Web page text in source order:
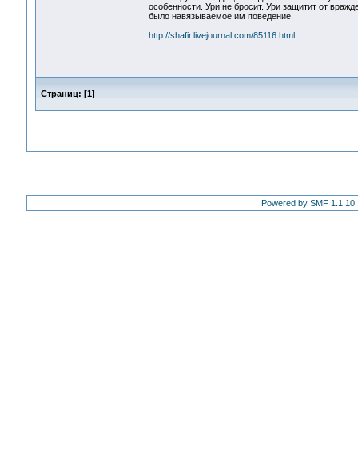
особенности. Ури не бросит. Ури защитит от
было навязываемое им поведение.
http://shafir.livejournal.com/85116.html
Страниц: [1]
Powered by SMF 1.1.10